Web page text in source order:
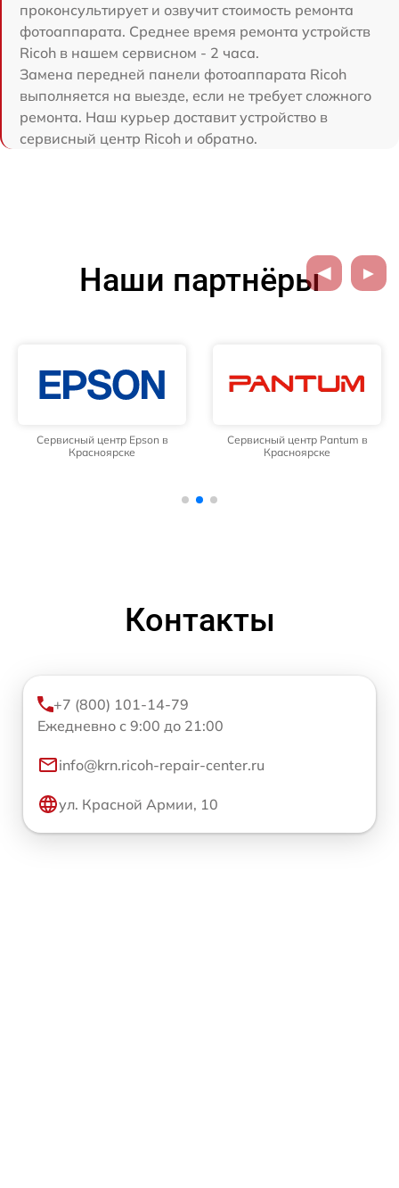
проконсультирует и озвучит стоимость ремонта
фотоаппарата. Среднее время ремонта устройств
Ricoh в нашем сервисном - 2 часа.
Замена передней панели фотоаппарата Ricoh
выполняется на выезде, если не требует сложного
ремонта. Наш курьер доставит устройство в
сервисный центр Ricoh и обратно.
Наши партнёры
Сервисный центр Epson в
Красноярске
Сервисный центр Pantum в
Красноярске
Контакты
+7 (800) 101-14-79
Ежедневно с 9:00 до 21:00
info@krn.ricoh-repair-center.ru
ул. Красной Армии, 10